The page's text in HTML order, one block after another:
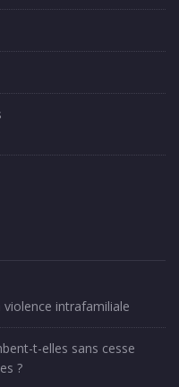
intrafamiliale
t-elles sans cesse
?